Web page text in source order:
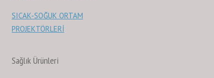
SICAK-SOĞUK ORTAM
PROJEKTÖRLERİ
Sağlık Ürünleri